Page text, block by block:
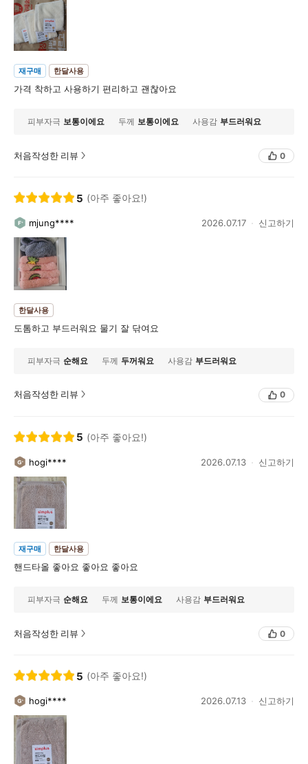
재구매 한달사용
가격 착하고 사용하기 편리하고 괜찮아요
피부자극 보통이에요 두께 보통이에요 사용감 부드러워요
처음작성한 리뷰 0
5 (아주 좋아요!)
mjung**** 2026.07.17 신고하기
한달사용
도톰하고 부드러워요 물기 잘 닦여요
피부자극 순해요 두께 두꺼워요 사용감 부드러워요
처음작성한 리뷰 0
5 (아주 좋아요!)
hogi**** 2026.07.13 신고하기
재구매 한달사용
핸드타올 좋아요 좋아요 좋아요
피부자극 순해요 두께 보통이에요 사용감 부드러워요
처음작성한 리뷰 0
5 (아주 좋아요!)
hogi**** 2026.07.13 신고하기